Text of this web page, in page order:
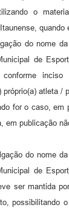
o
quando
do nome
de
conforme
próprio(a) atleta /
for o caso, em
em publicação
do nome
de
ser mantida
possibilitando